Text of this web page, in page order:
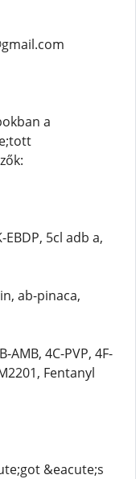
a
EBDP, 5cl adb a,
ab-pinaca,
AMB, 4C-PVP, 4F-
Fentanyl
&eacute;s